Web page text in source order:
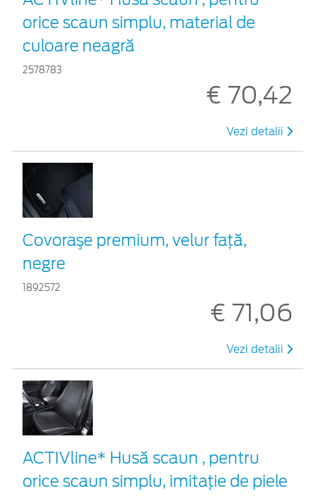
orice scaun simplu, material de
culoare neagră
2578783
€ 70,42
Vezi detalii
Covoraşe premium, velur faţă,
negre
1892572
€ 71,06
Vezi detalii
ACTIVline* Husă scaun , pentru
orice scaun simplu, imitație de piele